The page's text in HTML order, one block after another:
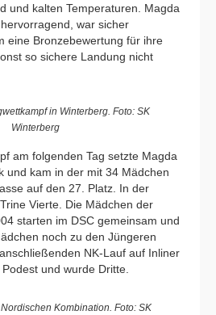
und kalten Temperaturen. Magda
war sicher
eine Bronzebewertung für ihre
so sichere Landung nicht
in Winterberg. Foto: SK
Winterberg
am folgenden Tag setzte Magda
und kam in der mit 34 Mädchen
auf den 27. Platz. In der
Vierte. Die Mädchen der
starten im DSC gemeinsam und
noch zu den Jüngeren
NK-Lauf auf Inliner
und wurde Dritte.
Kombination. Foto: SK